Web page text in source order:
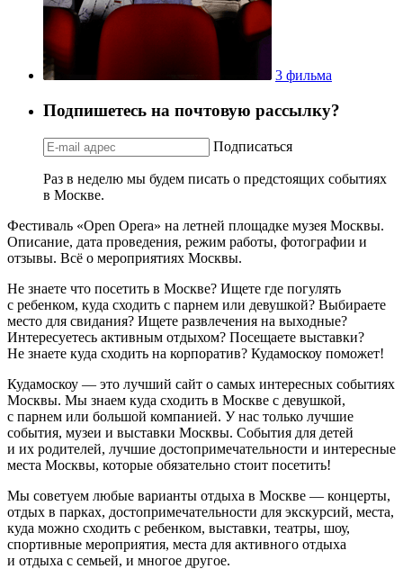
3 фильма
Подпишетесь на почтовую рассылку?
Подписаться
Раз в неделю мы будем писать о предстоящих событиях
в Москве.
Фестиваль «Open Opera» на летней площадке музея Москвы.
Описание, дата проведения, режим работы, фотографии и
отзывы. Всё о мероприятиях Москвы.
Не знаете что посетить в Москве? Ищете где погулять
с ребенком, куда сходить с парнем или девушкой? Выбираете
место для свидания? Ищете развлечения на выходные?
Интересуетесь активным отдыхом? Посещаете выставки?
Не знаете куда сходить на корпоратив? Кудамоскоу поможет!
Кудамоскоу — это лучший сайт о самых интересных событиях
Москвы. Мы знаем куда сходить в Москве с девушкой,
с парнем или большой компанией. У нас только лучшие
события, музеи и выставки Москвы. События для детей
и их родителей, лучшие достопримечательности и интересные
места Москвы, которые обязательно стоит посетить!
Мы советуем любые варианты отдыха в Москве — концерты,
отдых в парках, достопримечательности для экскурсий, места,
куда можно сходить с ребенком, выставки, театры, шоу,
спортивные мероприятия, места для активного отдыха
и отдыха с семьей, и многое другое.